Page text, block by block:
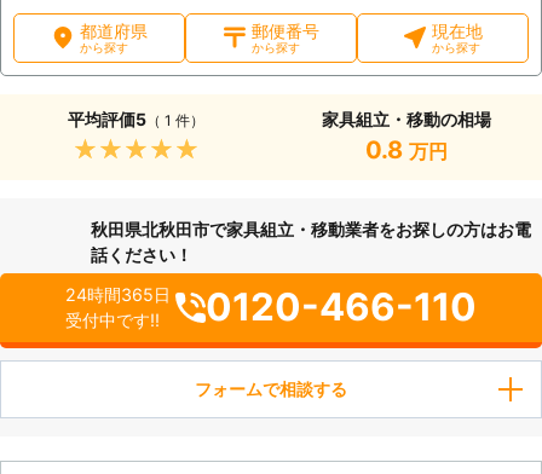
都道府県
から探す
郵便番号
から探す
現在地
から探す
平均評価5（ 1 件）
★★★★★
家具組立・移動の相場
0.8 万円
秋田県北秋田市で家具組立・移動業者をお探しの方はお電
話ください！
24時間365日
受付中です!!
0120-466-110
フォームで相談する